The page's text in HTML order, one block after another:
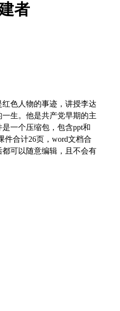
者
色人物的事迹，讲授李达
生。他是共产党早期的主
一个压缩包，包含ppt和
件合计26页，word文档合
都可以随意编辑，且不会有